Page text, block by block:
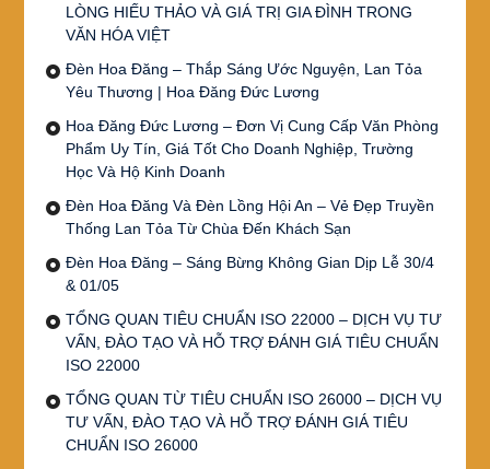
LÒNG HIẾU THẢO VÀ GIÁ TRỊ GIA ĐÌNH TRONG
VĂN HÓA VIỆT
Đèn Hoa Đăng – Thắp Sáng Ước Nguyện, Lan Tỏa
Yêu Thương | Hoa Đăng Đức Lương
Hoa Đăng Đức Lương – Đơn Vị Cung Cấp Văn Phòng
Phẩm Uy Tín, Giá Tốt Cho Doanh Nghiệp, Trường
Học Và Hộ Kinh Doanh
Đèn Hoa Đăng Và Đèn Lồng Hội An – Vẻ Đẹp Truyền
Thống Lan Tỏa Từ Chùa Đến Khách Sạn
Đèn Hoa Đăng – Sáng Bừng Không Gian Dịp Lễ 30/4
& 01/05
TỔNG QUAN TIÊU CHUẨN ISO 22000 – DỊCH VỤ TƯ
VẤN, ĐÀO TẠO VÀ HỖ TRỢ ĐÁNH GIÁ TIÊU CHUẨN
ISO 22000
TỔNG QUAN TỪ TIÊU CHUẨN ISO 26000 – DỊCH VỤ
TƯ VẤN, ĐÀO TẠO VÀ HỖ TRỢ ĐÁNH GIÁ TIÊU
CHUẨN ISO 26000